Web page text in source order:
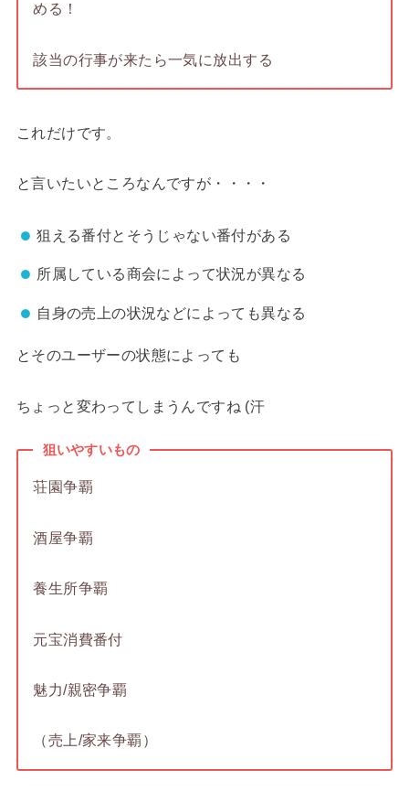
める！
該当の行事が来たら一気に放出する
これだけです。
と言いたいところなんですが・・・・
狙える番付とそうじゃない番付がある
所属している商会によって状況が異なる
自身の売上の状況などによっても異なる
とそのユーザーの状態によっても
ちょっと変わってしまうんですね (汗
狙いやすいもの
荘園争覇
酒屋争覇
養生所争覇
元宝消費番付
魅力/親密争覇
（売上/家来争覇）